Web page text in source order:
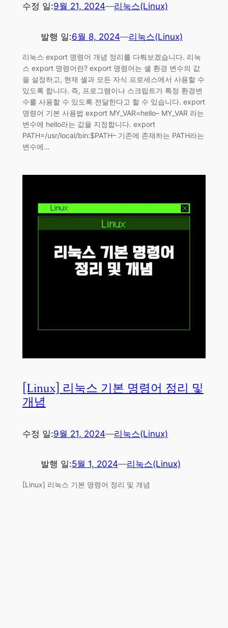
수정 일:9월 21, 2024—리눅스(Linux)
발행 일:6월 8, 2024—리눅스(Linux)
리눅스 export 명령어 개념 정리를 다뤄보겠습니다. 리눅
스 export 명령어란? export 명령어는 셸 환경 변수의 값
을 설정하고, 현재 셸과 모든 자식 프로세스에서 사용할 수
있도록 합니다. 즉, 프로그램이나 스크립트가 특정 환경변
수를 사용할 수 있도록 전달한다고 할 수 있습니다. export
명령어 기본 사용법 export MY_VAR=hello– MY_VAR 라는
변수에 hello라는 값을 지정합니다. export
PATH=/usr/local/bin:$PATH– 기존에 존재하는 PATH라는
변수에…
[Linux] 리눅스 기본 명령어 정리 및
개념
수정 일:9월 21, 2024—리눅스(Linux)
발행 일:5월 1, 2024—리눅스(Linux)
[Linux] 리눅스 기본 명령어 정리 및 개념